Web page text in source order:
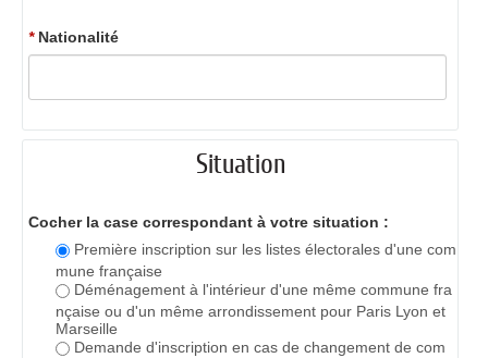
*Nationalité
Situation
Cocher la case correspondant à votre situation :
Première inscription sur les listes électorales d'une com
mune française
Déménagement à l'intérieur d'une même commune fra
nçaise ou d'un même arrondissement pour Paris Lyon et
Marseille
Demande d'inscription en cas de changement de com